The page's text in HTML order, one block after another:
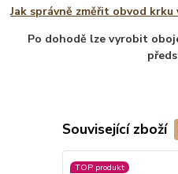
Jak správně změřit obvod krku
Po dohodě lze vyrobit
Související zboží
TOP produkt